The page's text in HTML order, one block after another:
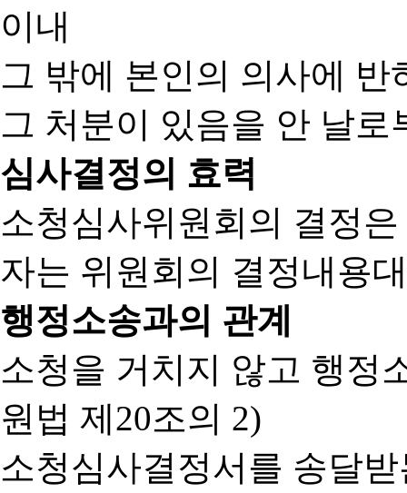
이내
그 밖에 본인의 의사에
그 처분이 있음을 안 날로
심사결정의 효력
소청심사위원회의 결정
자는 위원회의 결정내용
행정소송과의 관계
소청을 거치지 않고 행정
원법 제20조의 2)
소청심사결정서를 송달